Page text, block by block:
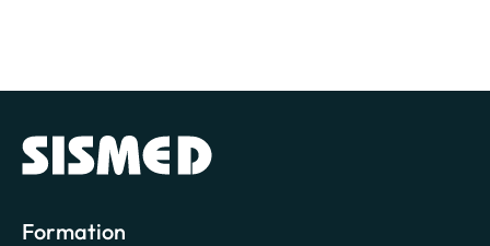
Formation